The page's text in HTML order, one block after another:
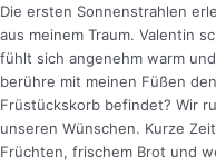
Die ersten Sonnenstrahlen
aus meinem Traum. Valentin
fühlt sich angenehm warm
berühre mit meinen Füßen
Früstückskorb befindet? Wir
unseren Wünschen. Kurze
Früchten, frischem Brot und